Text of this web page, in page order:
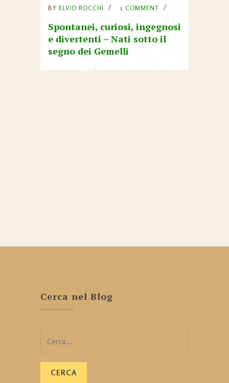
BY ELVIO ROCCHI 1 COMMENT
Spontanei, curiosi, ingegnosi
e divertenti – Nati sotto il
segno dei Gemelli
Cerca nel Blog